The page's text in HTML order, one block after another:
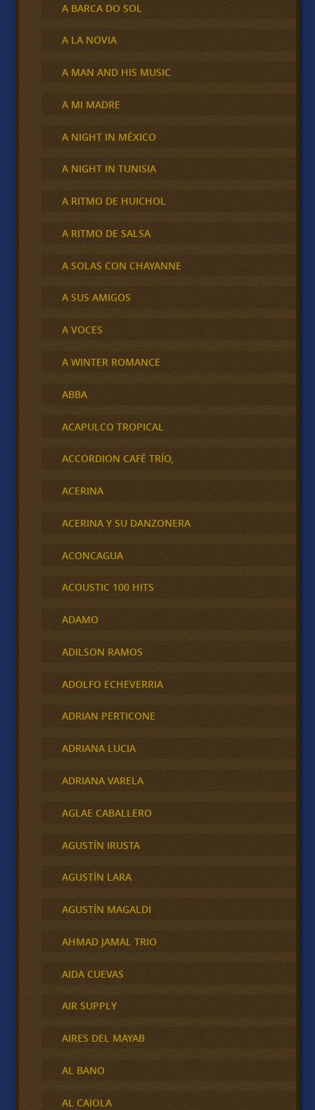
A BARCA DO SOL
A LA NOVIA
A MAN AND HIS MUSIC
A MI MADRE
A NIGHT IN MÉXICO
A NIGHT IN TUNISIA
A RITMO DE HUICHOL
A RITMO DE SALSA
A SOLAS CON CHAYANNE
A SUS AMIGOS
A VOCES
A WINTER ROMANCE
ABBA
ACAPULCO TROPICAL
ACCORDION CAFÉ TRÍO,
ACERINA
ACERINA Y SU DANZONERA
ACONCAGUA
ACOUSTIC 100 HITS
ADAMO
ADILSON RAMOS
ADOLFO ECHEVERRIA
ADRIAN PERTICONE
ADRIANA LUCIA
ADRIANA VARELA
AGLAE CABALLERO
AGUSTÍN IRUSTA
AGUSTÍN LARA
AGUSTÍN MAGALDI
AHMAD JAMAL TRIO
AIDA CUEVAS
AIR SUPPLY
AIRES DEL MAYAB
AL BANO
AL CAIOLA